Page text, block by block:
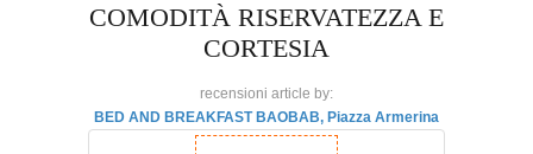
COMODITÀ RISERVATEZZA E
CORTESIA
recensioni article by:
BED AND BREAKFAST BAOBAB, Piazza Armerina